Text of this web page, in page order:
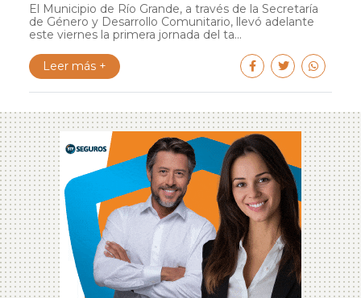
El Municipio de Río Grande, a través de la Secretaría
de Género y Desarrollo Comunitario, llevó adelante
este viernes la primera jornada del ta...
Leer más +